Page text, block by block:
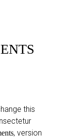
this
, version